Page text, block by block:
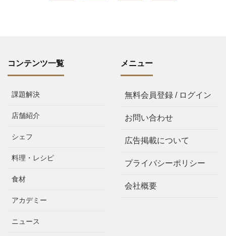
コンテンツ一覧
課題解決
店舗紹介
シェフ
料理・レシピ
食材
アカデミー
ニュース
メニュー
無料会員登録 / ログイン
お問い合わせ
広告掲載について
プライバシーポリシー
会社概要